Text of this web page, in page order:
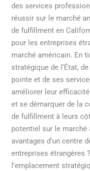
des services
réussir sur le marché
de fulfillment en
pour les entreprises
marché américain. En
stratégique de l’État,
pointe et de ses
améliorer leur
et se démarquer de la
de fulfillment à leurs
potentiel sur le marché
avantages d’un centre
entreprises étrangères
l’emplacement